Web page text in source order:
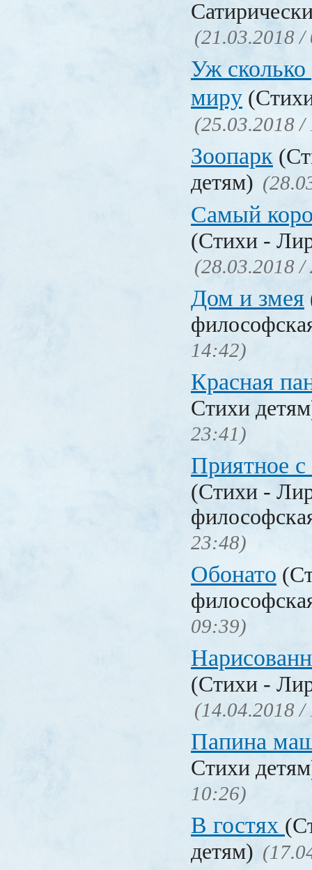
(21.03.2018 /
Уж сколько
миру
(25.03.2018 /
Зоопарк
детям)
Самый
(Стихи -
(28.03.2018 /
Дом и змея
14:42)
Красная
Стихи
23:41)
Приятное
(Стихи -
23:48)
Обонато
09:39)
(Стихи -
(14.04.2018 /
Папина
Стихи
10:26)
В гостях
детям)